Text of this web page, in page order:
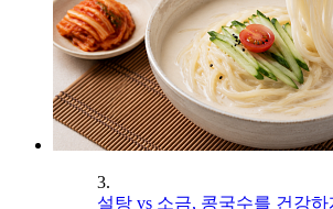
3.
설탕 vs 소금, 콩국수를 건강하